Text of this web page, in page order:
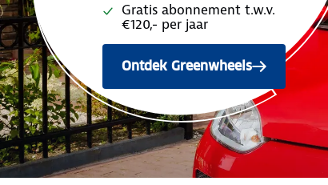
Gratis abonnement t.w.v.
€120,- per jaar
Ontdek Greenwheels